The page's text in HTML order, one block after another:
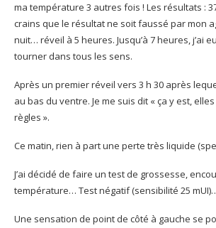
ma température 3 autres fois ! Les résultats :
crains que le résultat ne soit faussé par mon
nuit… réveil à 5 heures. Jusqu’à 7 heures, j’ai
tourner dans tous les sens.
Après un premier réveil vers 3 h 30 après
au bas du ventre. Je me suis dit « ça y est,
règles ».
Ce matin, rien à part une perte très liquide
J’ai décidé de faire un test de grossesse,
température… Test négatif (sensibilité 25
Une sensation de point de côté à gauche se